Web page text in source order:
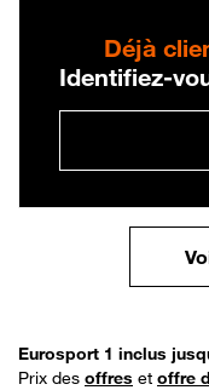
Déjà
Identifiez-
Eurosport 1 inclus
Prix des offres et offre